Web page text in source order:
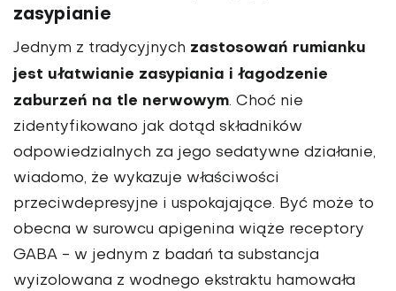
zasypianie
Jednym z tradycyjnych zastosowań rumianku
jest ułatwianie zasypiania i łagodzenie
zaburzeń na tle nerwowym. Choć nie
zidentyfikowano jak dotąd składników
odpowiedzialnych za jego sedatywne działanie,
wiadomo, że wykazuje właściwości
przeciwdepresyjne i uspokajające. Być może to
obecna w surowcu apigenina wiąże receptory
GABA - w jednym z badań ta substancja
wyizolowana z wodnego ekstraktu hamowała